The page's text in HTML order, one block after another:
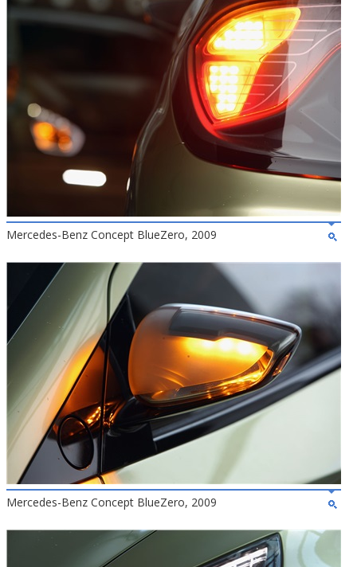
Mercedes-Benz Concept BlueZero, 2009
Mercedes-Benz Concept BlueZero, 2009